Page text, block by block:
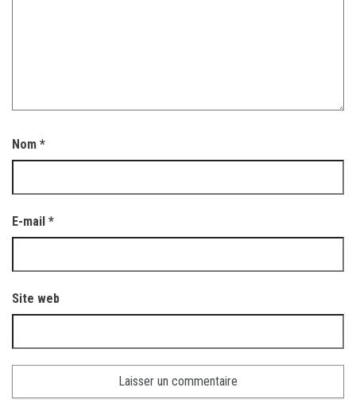
Nom *
E-mail *
Site web